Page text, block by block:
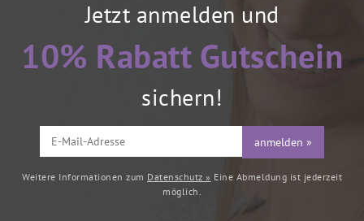
Jetzt anmelden und
10% Rabatt Gutschein
sichern!
anmelden »
Weitere Informationen zum Datenschutz » Eine Abmeldung ist jederzeit
möglich.